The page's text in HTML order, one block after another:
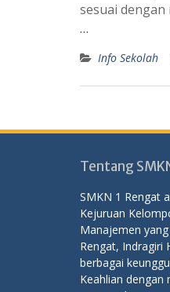
sesuai dengan
…
Info Sekolah
Tentang
SMKN 1 Rengat
Kejuruan
Manajemen
Rengat, Indragiri
berbagai
Keahlian dengan